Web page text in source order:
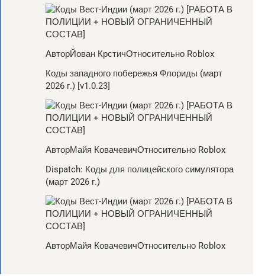
АвторЙован КрстичОтносительно Roblox
Коды западного побережья Флориды (март
2026 г.) [v1.0.23]
АвторМайя КовачевичОтносительно Roblox
Dispatch: Коды для полицейского симулятора
(март 2026 г.)
АвторМайя КовачевичОтносительно Roblox